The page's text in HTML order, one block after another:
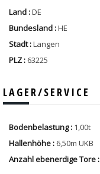
Land :DE
Bundesland :HE
Stadt :Langen
PLZ : 63225
LAGER/SERVICE
Bodenbelastung : 1,00t
Hallenhöhe : 6,50m UKB
Anzahl ebenerdige Tore :